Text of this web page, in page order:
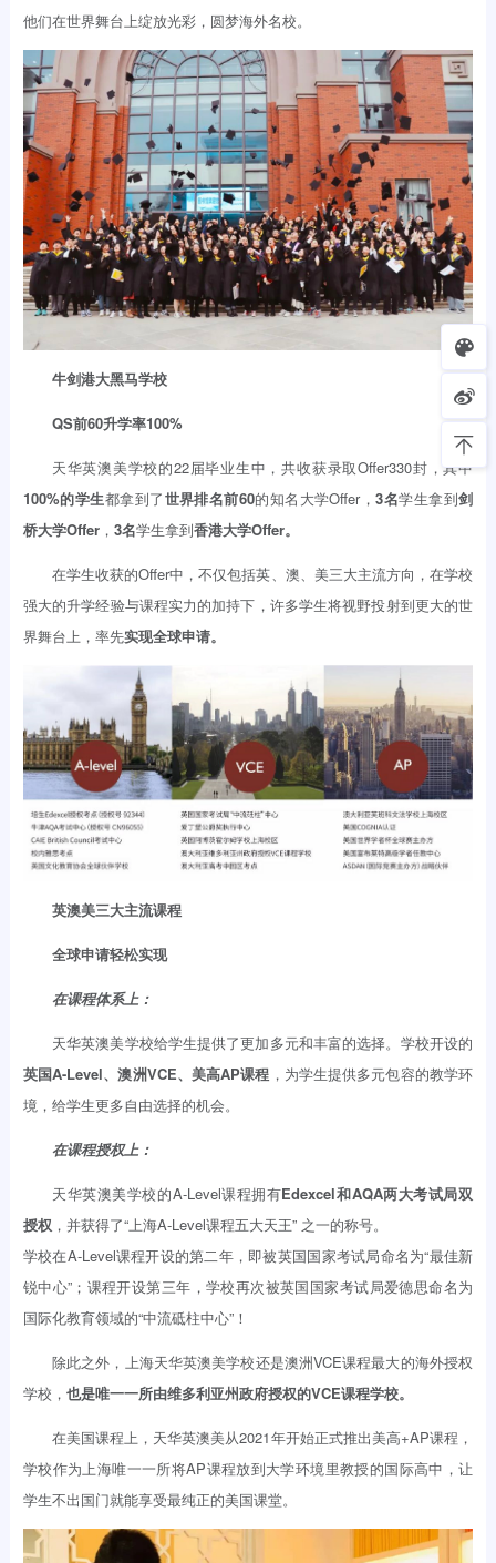
他们在世界舞台上绽放光彩，圆梦海外名校。
牛剑港大黑马学校
QS前60升学率100%
天华英澳美学校的22届毕业生中，共收获录取Offer330封，其中
100%的学生都拿到了世界排名前60的知名大学Offer，3名学生拿到剑
桥大学Offer， 3名学生拿到香港大学Offer。
在学生收获的Offer中，不仅包括英、澳、美三大主流方向，在学校
强大的升学经验与课程实力的加持下，许多学生将视野投射到更大的世
界舞台上，率先实现全球申请。
英澳美三大主流课程
全球申请轻松实现
在课程体系上：
天华英澳美学校给学生提供了更加多元和丰富的选择。学校开设的
英国A-Level、澳洲VCE、美高AP课程 ，为学生提供多元包容的教学环
境，给学生更多自由选择的机会。
在课程授权上：
天华英澳美学校的A-Level课程拥有Edexcel和AQA两大考试局双
授权，并获得了“上海A-Level课程五大天王” 之一的称号。
学校在A-Level课程开设的第二年，即被英国国家考试局命名为“最佳新
锐中心”；课程开设第三年，学校再次被英国国家考试局爱德思命名为
国际化教育领域的“中流砥柱中心”！
除此之外，上海天华英澳美学校还是澳洲VCE课程最大的海外授权
学校， 也是唯一一所由维多利亚州政府授权的VCE课程学校。
在美国课程上，天华英澳美从2021年开始正式推出美高+AP课程，
学校作为上海唯一一所将AP课程放到大学环境里教授的国际高中，让
学生不出国门就能享受最纯正的美国课堂。